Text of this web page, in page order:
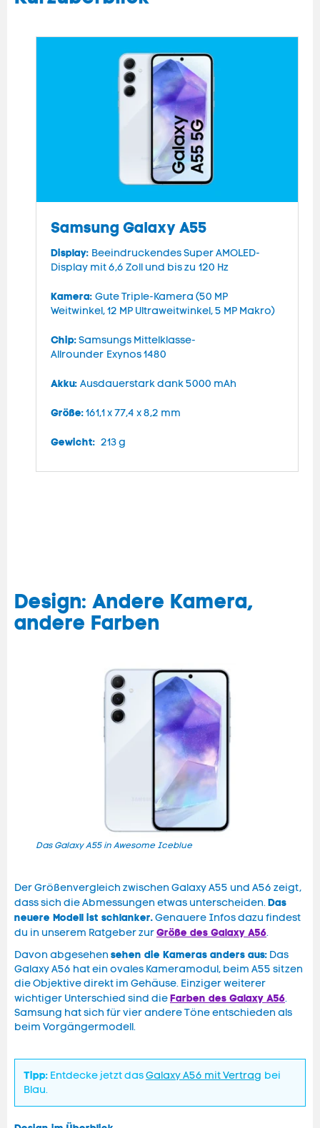
Samsung Galaxy A55
Display: Beeindruckendes Super AMOLED-
Display mit 6,6 Zoll und bis zu 120 Hz
Kamera: Gute Triple-Kamera (50 MP
Weitwinkel, 12 MP Ultraweitwinkel, 5 MP Makro)
Chip:Samsungs Mittelklasse-
Allrounder Exynos 1480
Akku: Ausdauerstark dank 5000 mAh
Größe:161,1 x 77,4 x 8,2 mm
Gewicht: 213 g
Design: Andere Kamera,
andere Farben
Das Galaxy A55 in Awesome Iceblue
Der Größenvergleich zwischen Galaxy A55 und A56 zeigt,
dass sich die Abmessungen etwas unterscheiden.Das
neuere Modell ist schlanker.Genauere Infos dazu findest
du in unserem Ratgeber zurGröße des Galaxy A56.
Davon abgesehen sehen die Kameras anders aus: Das
Galaxy A56 hat ein ovales Kameramodul, beim A55 sitzen
die Objektive direkt im Gehäuse. Einziger weiterer
wichtiger Unterschied sind dieFarben des Galaxy A56.
Samsung hat sich für vier andere Töne entschieden als
beim Vorgängermodell.
Tipp: Entdecke jetzt dasGalaxy A56 mit Vertrag bei
Blau.